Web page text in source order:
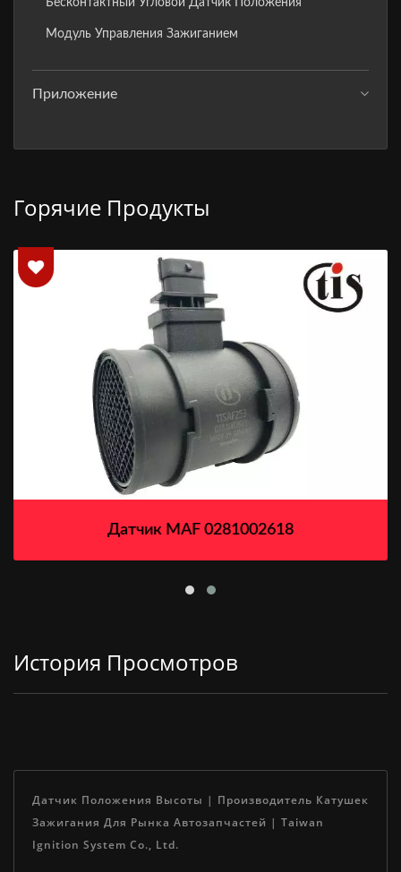
Модуль Управления Зажиганием
Приложение
Горячие Продукты
Датчик MAF 0281002618
История Просмотров
Датчик Положения Высоты | Производитель Катушек
Зажигания Для Рынка Автозапчастей | Taiwan
Ignition System Co., Ltd.